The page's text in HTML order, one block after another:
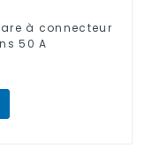
à connecteur
50 A